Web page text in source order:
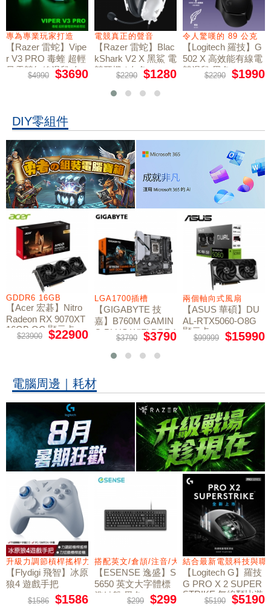
專為專業玩家打造
【Razer 雷蛇】Vipe
r V3 PRO 毒蝰 超輕
量電競無線滑鼠 白
$4990 $3690
電競真正的聲音
【Razer 雷蛇】Blac
kShark V2 X 黑鯊 電
競耳機 / 白色
$2290 $1280
令人驚嘆的 89 公克
【Logitech 羅技】G
502 X 高效能有線電
競滑鼠 黑色
$2290 $1990
DIY零組件
GDDR6 16GB
【Acer 宏碁】Nitro
Radeon RX 9070XT
16GB OC 顯示卡
$23900 $22900
LGA1700插槽
【GIGABYTE 技
嘉】B760M GAMIN
G PLUS WIFI DDR4
主機板$3790 $3790
兩個軸向式風扇
【ASUS 華碩】DU
AL-RTX5060-O8G
顯示卡
$99999 $15990
電腦周邊｜耗材
墊
升級力調節槓桿搖桿力切換扳機
【Flydigi 飛智】冰原
狼4 遊戲手把
$1586 $1586
搭配英文/倉頡/注音/大易
【ESENSE 逸盛】S
5650 英文大字體標
準鍵盤 黑色
$299 $299
結合最新電競科技與
【Logitech G】羅技
G PRO X 2 SUPER
STRIKE 無線類比遊
戲滑鼠$5190 $5190